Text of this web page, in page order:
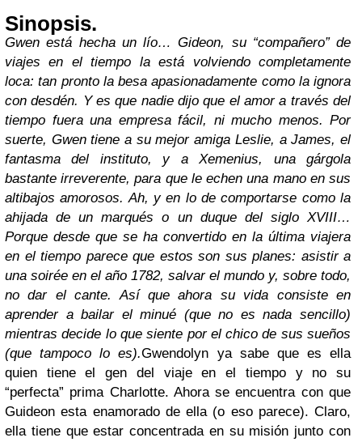
Sinopsis.
Gwen está hecha un lío… Gideon, su “compañero” de
viajes en el tiempo la está volviendo completamente
loca: tan pronto la besa apasionadamente como la ignora
con desdén. Y es que nadie dijo que el amor a través del
tiempo fuera una empresa fácil, ni mucho menos. Por
suerte, Gwen tiene a su mejor amiga Leslie, a James, el
fantasma del instituto, y a Xemenius, una gárgola
bastante irreverente, para que le echen una mano en sus
altibajos amorosos. Ah, y en lo de comportarse como la
ahijada de un marqués o un duque del siglo XVIII…
Porque desde que se ha convertido en la última viajera
en el tiempo parece que estos son sus planes: asistir a
una soirée en el año 1782, salvar el mundo y, sobre todo,
no dar el cante. Así que ahora su vida consiste en
aprender a bailar el minué (que no es nada sencillo)
mientras decide lo que siente por el chico de sus sueños
(que tampoco lo es).Gwendolyn ya sabe que es ella
quien tiene el gen del viaje en el tiempo y no su
“perfecta” prima Charlotte. Ahora se encuentra con que
Guideon esta enamorado de ella (o eso parece). Claro,
ella tiene que estar concentrada en su misión junto con